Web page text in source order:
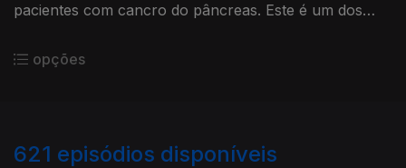
pacientes com cancro do pâncreas. Este é um dos
opções
621 episódios disponíveis